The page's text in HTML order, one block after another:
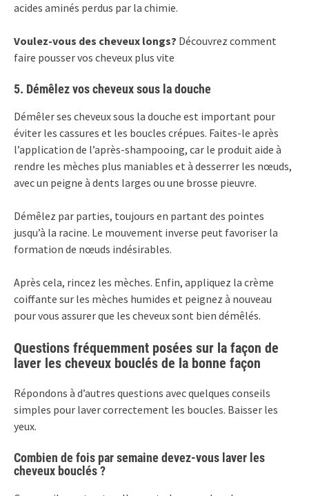
acides aminés perdus par la chimie.
Voulez-vous des cheveux longs? Découvrez comment
faire pousser vos cheveux plus vite
5. Démêlez vos cheveux sous la douche
Démêler ses cheveux sous la douche est important pour
éviter les cassures et les boucles crépues. Faites-le après
l’application de l’après-shampooing, car le produit aide à
rendre les mèches plus maniables et à desserrer les nœuds,
avec un peigne à dents larges ou une brosse pieuvre.
Démêlez par parties, toujours en partant des pointes
jusqu’à la racine. Le mouvement inverse peut favoriser la
formation de nœuds indésirables.
Après cela, rincez les mèches. Enfin, appliquez la crème
coiffante sur les mèches humides et peignez à nouveau
pour vous assurer que les cheveux sont bien démêlés.
Questions fréquemment posées sur la façon de
laver les cheveux bouclés de la bonne façon
Répondons à d’autres questions avec quelques conseils
simples pour laver correctement les boucles. Baisser les
yeux.
Combien de fois par semaine devez-vous laver les
cheveux bouclés ?